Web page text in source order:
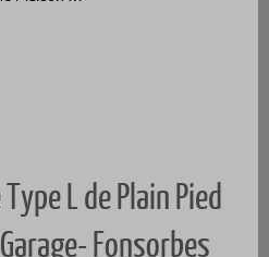
L de Plain Pied
Fonsorbes